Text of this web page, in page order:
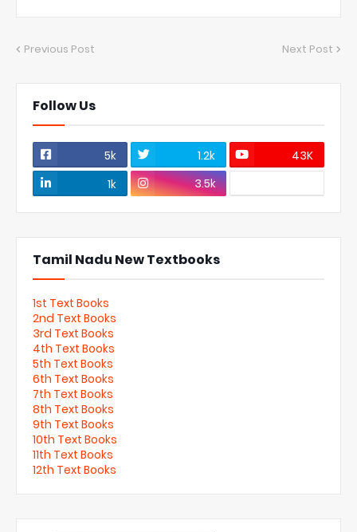
Previous Post Next Post
Follow Us
5k 1.2k
43K
1k
3.5k
Tamil Nadu New Textbooks
1st Text Books
2nd Text Books
3rd Text Books
4th Text Books
5th Text Books
6th Text Books
7th Text Books
8th Text Books
9th Text Books
10th Text Books
11th Text Books
12th Text Books